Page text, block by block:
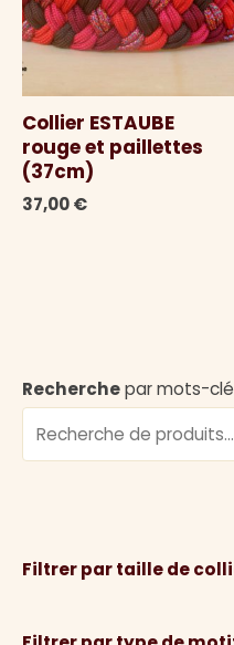
Collier ESTAUBE
rouge et paillettes
(37cm)
37,00€
Recherchepar mots-
Filtrer par taille de